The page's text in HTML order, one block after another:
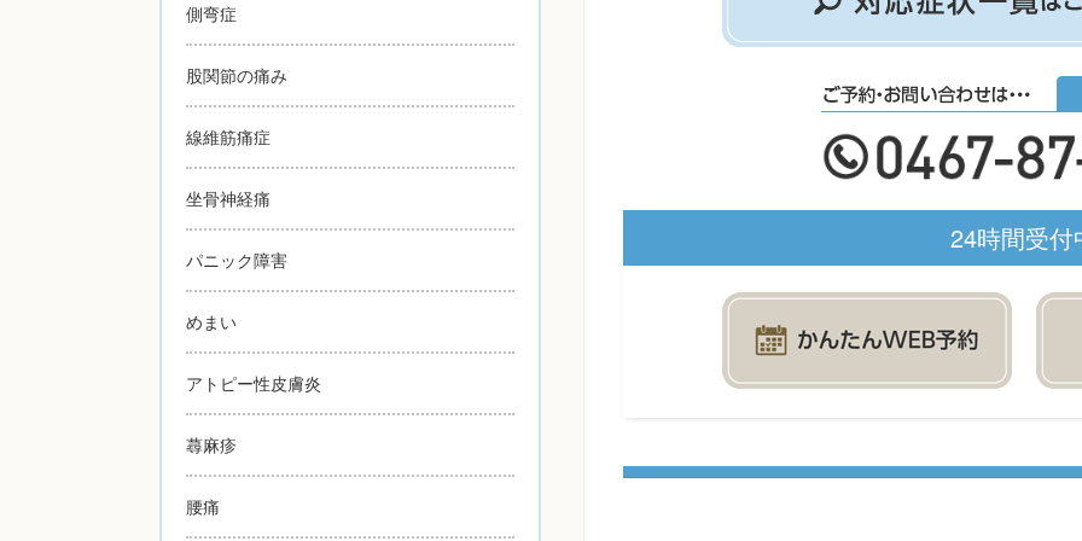
24時間受付
側弯症
股関節の痛み
線維筋痛症
坐骨神経痛
パニック障害
めまい
アトピー性皮膚炎
蕁麻疹
腰痛